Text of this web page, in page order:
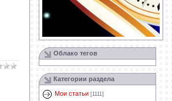
Облако тегов
Категории раздела
Мои статьи [1111]